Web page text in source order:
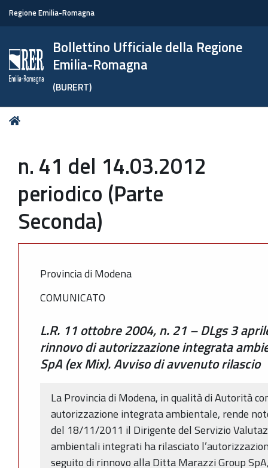
Regione Emilia-Romagna
Bollettino Ufficiale della Regione
Emilia-Romagna
(BURERT)
Tu
n. 41 del 14.03.2012
periodico (Parte
Seconda)
Provincia di Modena
COMUNICATO
L.R. 11 ottobre 2004, n. 21 – DLgs 3
rinnovo di autorizzazione integrata
SpA (ex Mix). Avviso di avvenuto rilascio
La Provincia di Modena, in qualità di Autorità
autorizzazione integrata ambientale, rende
del 18/11/2011 il Dirigente del Servizio
ambientali integrati ha rilasciato
seguito di rinnovo alla Ditta Marazzi Group